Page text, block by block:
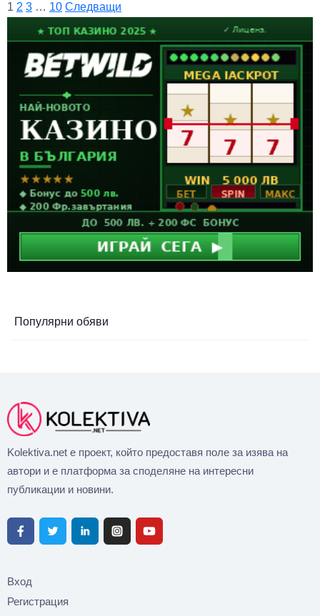
1 2 3 … 10 Следващи
Популярни обяви
Kolektiva.net е проект, който предоставя поле за изява на
автори и е платформа за споделяне на интересни
публикации и новини.
Вход
Регистрация